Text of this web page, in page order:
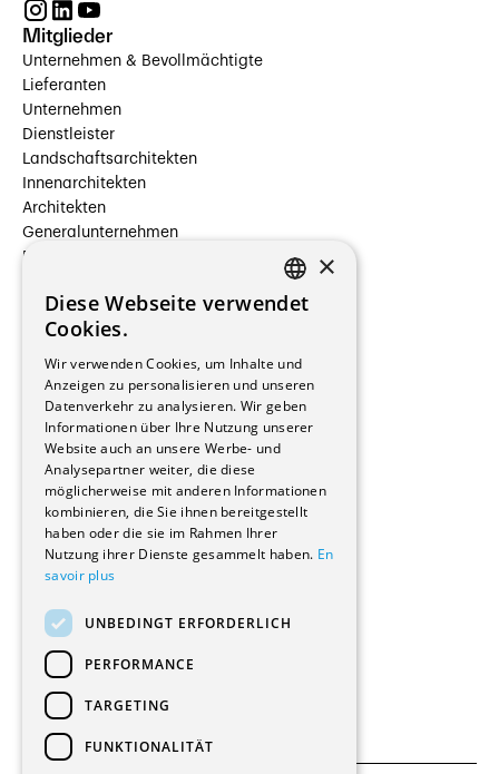
Mitglieder
Unternehmen & Bevollmächtigte
Lieferanten
Unternehmen
Dienstleister
Landschaftsarchitekten
Innenarchitekten
Architekten
Generalunternehmen
Beauftragte Unternehmen
Hersteller/Lieferanten
Bauherrschaften
Immobilienverwaltungsgesellschaften
Stockwerkeigentum
Reportagen
Wohnungen
Renovierungen
Innere Umbauten
Gastgewerbe und Tourismus
Verwaltungsgebäude und Geschäfte
Schuleinrichtungen
Medizinische Einrichtungen
Kultur - Sport - Freizeit
Industrie - Handwerk
Transport und Parkplätze
Diverse Bauten
FRENCH
×
Diese Webseite verwendet
Cookies.
Wir verwenden Cookies, um Inhalte und
Anzeigen zu personalisieren und unseren
Datenverkehr zu analysieren. Wir geben
Informationen über Ihre Nutzung unserer
Website auch an unsere Werbe- und
Analysepartner weiter, die diese
möglicherweise mit anderen Informationen
kombinieren, die Sie ihnen bereitgestellt
haben oder die sie im Rahmen Ihrer
Nutzung ihrer Dienste gesammelt haben. En
savoir plus
UNBEDINGT ERFORDERLICH
PERFORMANCE
TARGETING
FUNKTIONALITÄT